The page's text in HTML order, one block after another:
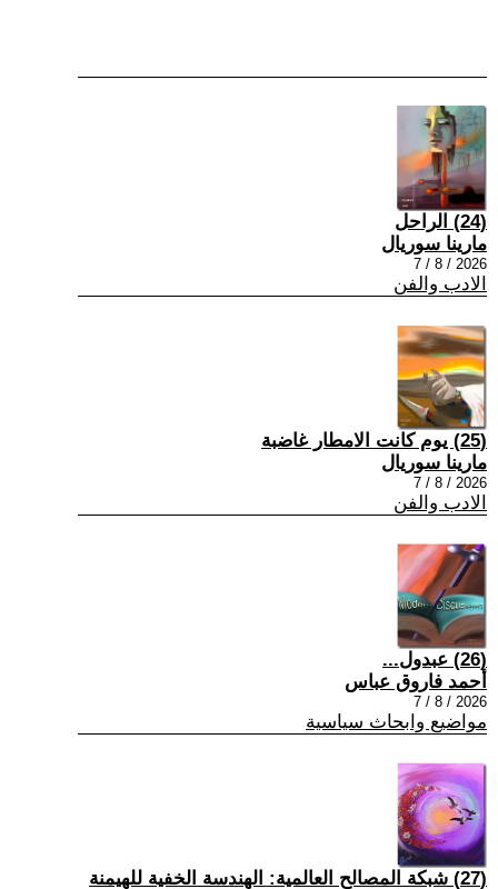
(24) الراحل
مارينا سوريال
2026 / 8 / 7
الادب والفن
(25) يوم كانت الامطار غاضبة
مارينا سوريال
2026 / 8 / 7
الادب والفن
(26) عبدول...
أحمد فاروق عباس
2026 / 8 / 7
مواضيع وابحاث سياسية
(27) شبكة المصالح العالمية: الهندسة الخفية للهيمنة